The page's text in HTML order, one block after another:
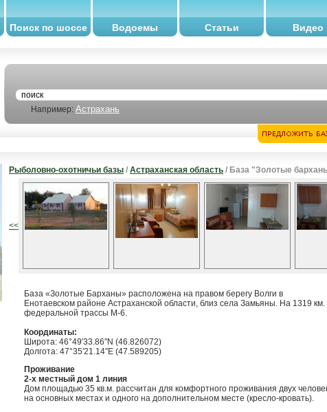
Поиск по шоссе Водоемы Статьи Видео
Например: Астрахань
Рыболовно-охотничьи базы / Астраханская область / База "Золотые
<<
База «Золотые Барханы» расположена на правом берегу Волги в
Енотаевском районе Астраханской области, близ села Замьяны. На 1319 км.
федеральной трассы М-6.
Координаты:
Широта: 46°49′33.86″N (46.826072)
Долгота: 47°35′21.14″E (47.589205)
Проживание
2-х местный дом 1 линия
Дом площадью 35 кв.м. рассчитан для комфортного проживания двух
на основных местах и одного на дополнительном месте (кресло-кровать).